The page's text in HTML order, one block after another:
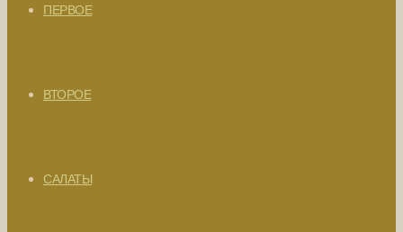
ПЕРВОЕ
ВТОРОЕ
САЛАТЫ